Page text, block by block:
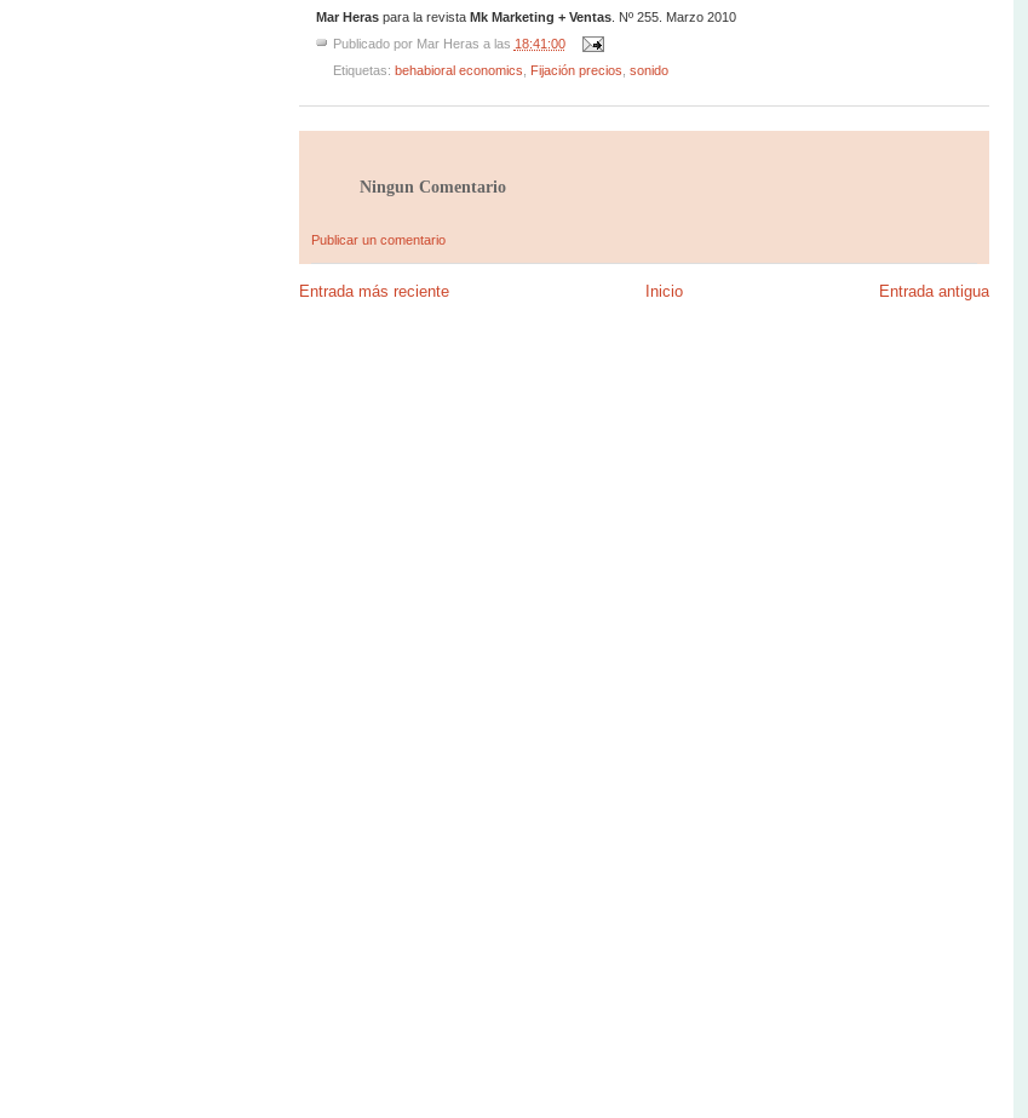
Mar Heraspara la revista Mk Marketing + Ventas. Nº 255. Marzo 2010
Publicado por Mar Heras a las 18:41:00
Etiquetas: behabioral economics Fijación precios sonido
Ningun Comentario
Publicar un comentario
Entrada más reciente Entrada antigua
Inicio